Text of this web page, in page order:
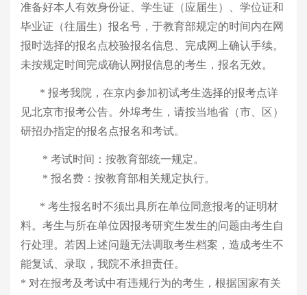
准备好本人有效身份证、学生证（应届生）、学位证和
毕业证（往届生）报名号，于教育部规定的时间内在网
报时选择的报名点校验报名信息、完成网上确认手续。
未按规定时间完成确认网报信息的考生，报名无效。
* 报考我院，在京内参加初试考生选择的报考点详
见北京市报考公告。外埠考生，请按当地省（市、区）
研招办指定的报名点报名和考试。
* 考试时间：按教育部统一规定。
* 报名费：按教育部相关规定执行。
* 考生报名时不须出具所在单位同意报考的证明材
料。考生与所在单位因报考研究生发生的问题由考生自
行处理。若因上述问题无法调取考生档案，造成考生不
能复试、录取，我院不承担责任。
* 对在报考及考试中有违规行为的考生，根据国家有关